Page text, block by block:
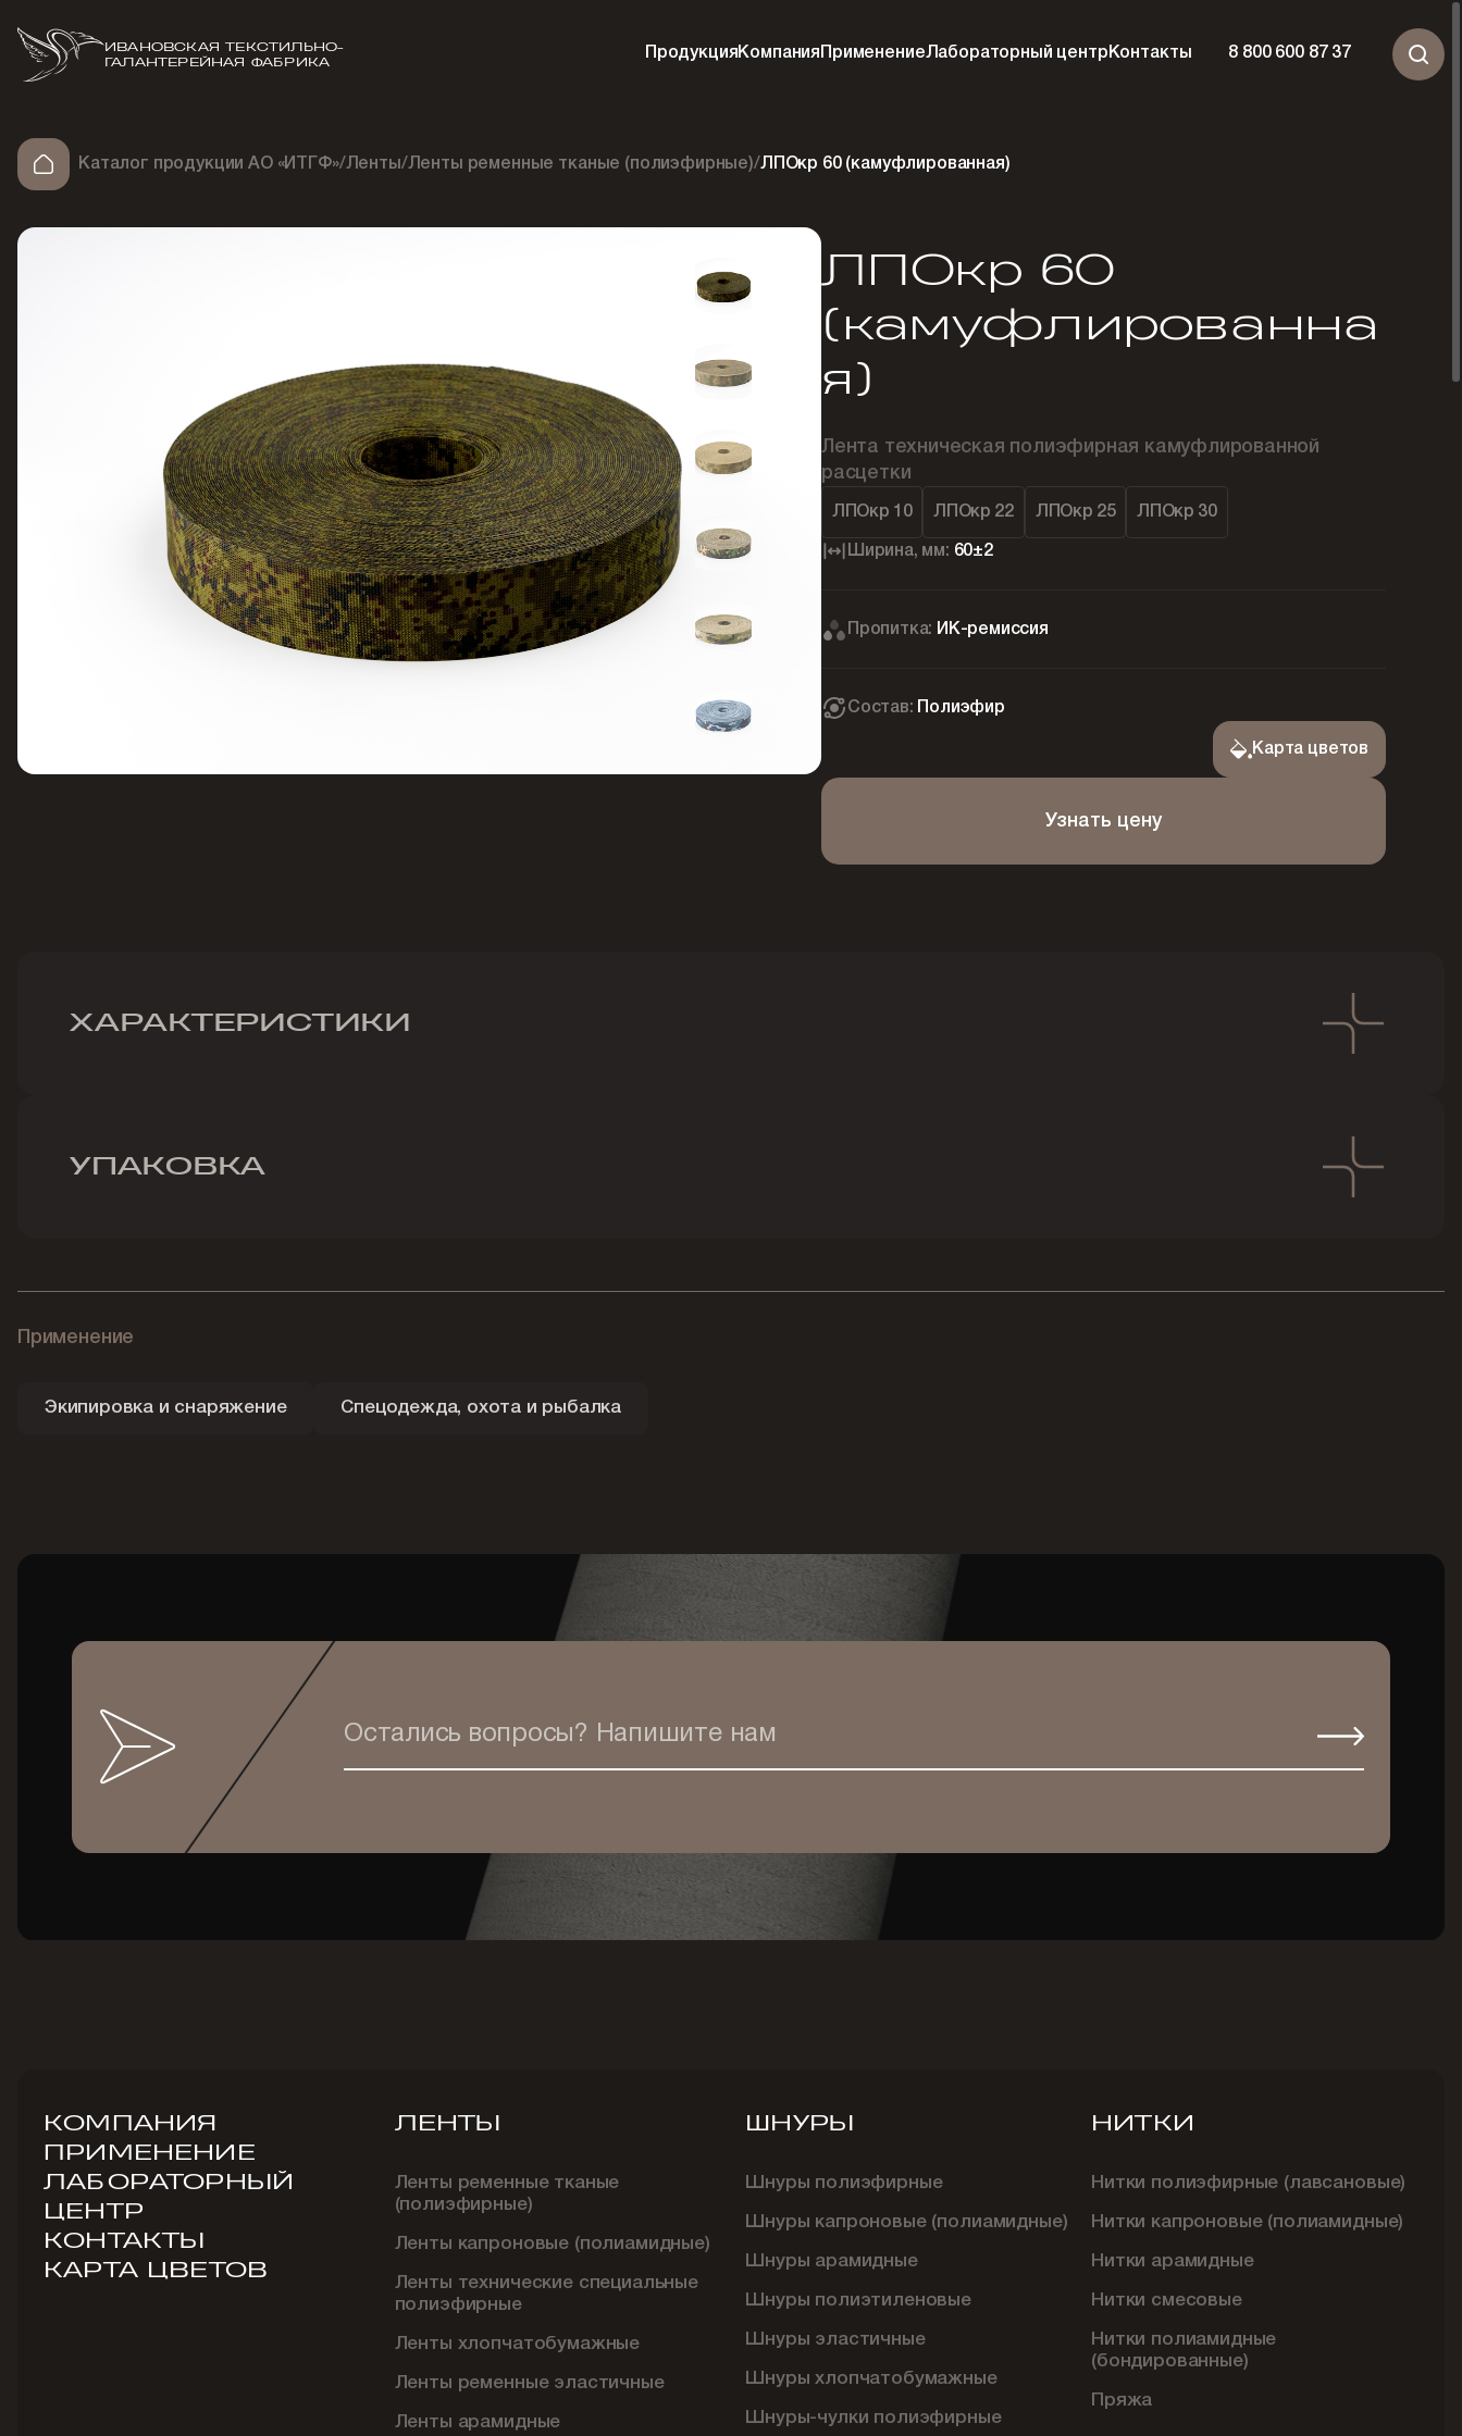
ИВАНОВСКАЯ ТЕКСТИЛЬНО-
ГАЛАНТЕРЕЙНАЯ ФАБРИКА
Продукция Компания ПрименениеЛабораторный центр Контакты 8 800 600 87 37
Каталог продукции АО «ИТГФ»/Ленты /Ленты ременные тканые (полиэфирные)/ЛПОкр 60 (камуфлированная)
ЛПОкр 60
(камуфлированна
я)
Лента техническая полиэфирная камуфлированной
расцетки
ЛПОкр 10 ЛПОкр 22 ЛПОкр 25 ЛПОкр 30
Ширина, мм: 60±2
Пропитка: ИК-ремиссия
Состав: Полиэфир
Карта цветов
Узнать цену
ХАРАКТЕРИСТИКИ
УПАКОВКА
Применение
Экипировка и снаряжение Спецодежда, охота и рыбалка
Остались вопросы? Напишите нам
КОМПАНИЯ
ПРИМЕНЕНИЕ
ЛАБОРАТОРНЫЙ
ЦЕНТР
КОНТАКТЫ
КАРТА ЦВЕТОВ
ЛЕНТЫ
Ленты ременные тканые
(полиэфирные)
Ленты капроновые (полиамидные)
Ленты технические специальные
полиэфирные
Ленты хлопчатобумажные
Ленты ременные эластичные
Ленты арамидные
ШНУРЫ
Шнуры полиэфирные
Шнуры капроновые (полиамидные)
Шнуры арамидные
Шнуры полиэтиленовые
Шнуры эластичные
Шнуры хлопчатобумажные
Шнуры-чулки полиэфирные
НИТКИ
Нитки полиэфирные (лавсановые)
Нитки капроновые (полиамидные)
Нитки арамидные
Нитки смесовые
Нитки полиамидные
(бондированные)
Пряжа